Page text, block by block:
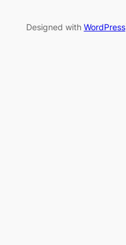
Designed with WordPress